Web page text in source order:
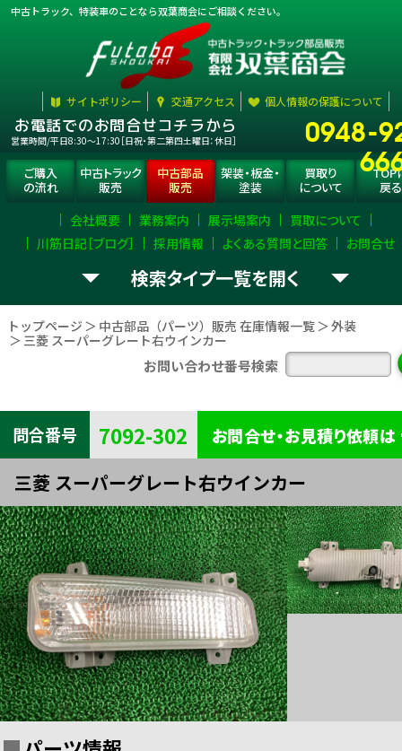
中古トラック、特装車のことなら双葉商会にご相談ください。
サイトポリシー 交通アクセス 個人情報の保護について
お電話でのお問合せコチラから
営業時間/平日8:30〜17:30［日祝・第二第四土曜日：休日］ 0948-
ご購入
の流れ
中古トラック
販売
中古部品
販売
架装・板金・
塗装
買取り
について
TOP
戻る
会社概要 業務案内 展示場案内
買取について
川筋日記［ブログ］
採用情報 よくある質問と回答 お問合せ
お探し トラック部品（パーツ）を選択 して下さい。
エンジン ミッション
キャビン 電装 内装
タイヤ・
足まわり
外装
エンジン
関連
全部品一覧検索
検索タイプ一覧
トップページ 中古部品（パーツ）販売 在庫情報一覧
外装
三菱 スーパーグレート右ウインカー
お問い合わせ番号検索
問合番号 7092-302
三菱 スーパーグレート右ウインカー
お問合せ・お見積り依頼は